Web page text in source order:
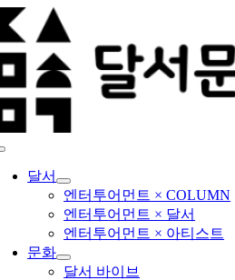
콘
텐
츠
로
건
너
뛰
달서
엔터투어먼트 × COLUMN
엔터투어먼트 × 달서
엔터투어먼트 × 아티스트
문화
달서 바이브